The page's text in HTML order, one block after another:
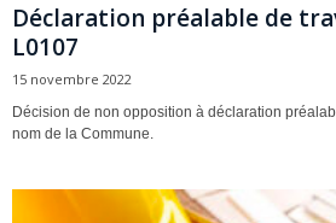
Déclaration préalable de
L0107
15 novembre 2022
Décision de non opposition à déclaration
nom de la Commune.